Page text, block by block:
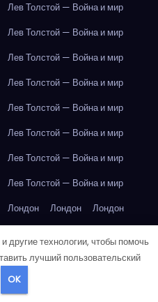
Лев Толстой — Война и мир
Лев Толстой — Война и мир
Лев Толстой — Война и мир
Лев Толстой — Война и мир
Лев Толстой — Война и мир
Лев Толстой — Война и мир
Лев Толстой — Война и мир
Лев Толстой — Война и мир
Лондон Лондон
Лондон
Лондон Лондон
Лондон
Лондон
другие технологии, чтобы помочь
лучший пользовательский
OK